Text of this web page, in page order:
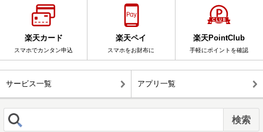
楽天カード
スマホでカンタン申込
楽天ペイ
スマホをお財布に
楽天PointClub
手軽にポイントを確認
サービス一覧 アプリ一覧